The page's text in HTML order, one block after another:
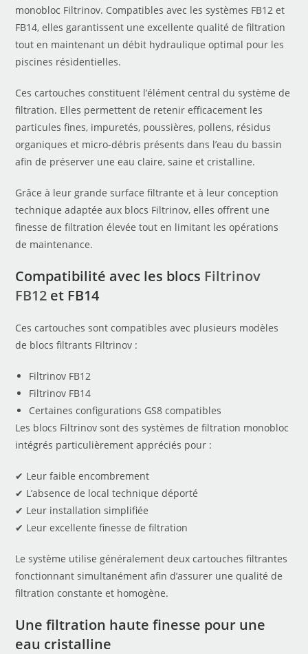
monobloc Filtrinov. Compatibles avec les systèmes FB12 et
FB14, elles garantissent une excellente qualité de filtration
tout en maintenant un débit hydraulique optimal pour les
piscines résidentielles.
Ces cartouches constituent l’élément central du système de
filtration. Elles permettent de retenir efficacement les
particules fines, impuretés, poussières, pollens, résidus
organiques et micro-débris présents dans l’eau du bassin
afin de préserver une eau claire, saine et cristalline.
Grâce à leur grande surface filtrante et à leur conception
technique adaptée aux blocs Filtrinov, elles offrent une
finesse de filtration élevée tout en limitant les opérations
de maintenance.
Compatibilité avec les blocs Filtrinov
FB12 et FB14
Ces cartouches sont compatibles avec plusieurs modèles
de blocs filtrants Filtrinov :
Filtrinov FB12
Filtrinov FB14
Certaines configurations GS8 compatibles
Les blocs Filtrinov sont des systèmes de filtration monobloc
intégrés particulièrement appréciés pour :
✔ Leur faible encombrement
✔ L’absence de local technique déporté
✔ Leur installation simplifiée
✔ Leur excellente finesse de filtration
Le système utilise généralement deux cartouches filtrantes
fonctionnant simultanément afin d’assurer une qualité de
filtration constante et homogène.
Une filtration haute finesse pour une
eau cristalline